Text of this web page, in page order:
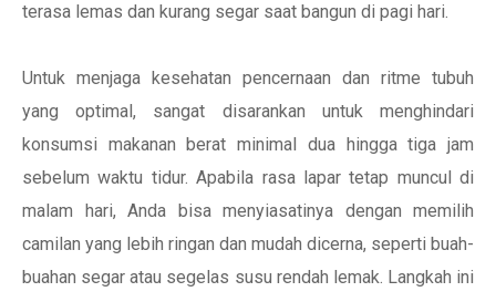
terasa lemas dan kurang segar saat bangun di pagi hari.
Untuk menjaga kesehatan pencernaan dan ritme tubuh
yang optimal, sangat disarankan untuk menghindari
konsumsi makanan berat minimal dua hingga tiga jam
sebelum waktu tidur. Apabila rasa lapar tetap muncul di
malam hari, Anda bisa menyiasatinya dengan memilih
camilan yang lebih ringan dan mudah dicerna, seperti buah-
buahan segar atau segelas susu rendah lemak. Langkah ini